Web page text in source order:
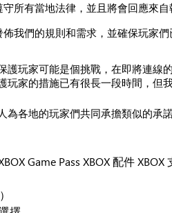
守所有當地法律，並且將會回應來
我們的規則和需求，並確保玩家
護玩家可能是個挑戰，在即將連線
玩家的措施已有很長一段時間，但
為各地的玩家們共同承擔類似的承諾
Game Pass XBOX 配件XBOX